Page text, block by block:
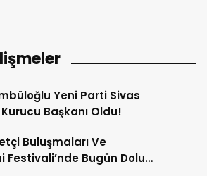
Yeni Parti Sivas
Başkanı Oldu!
Buluşmaları Ve
Festivali’nde Bugün Dolu